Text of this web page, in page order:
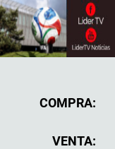
COMPRA:
VENTA: